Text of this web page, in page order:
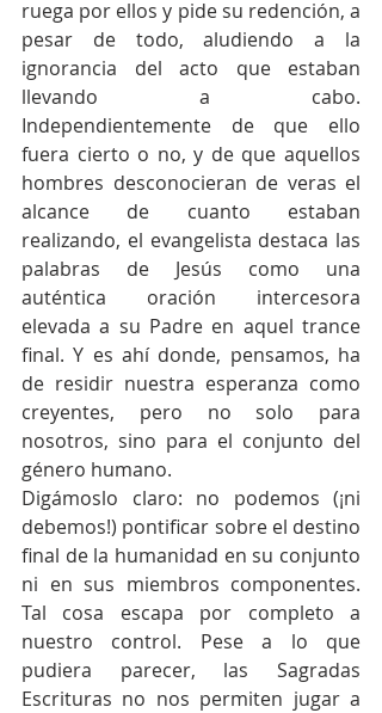
ruega por ellos y pide su redención, a
pesar de todo, aludiendo a la
ignorancia del acto que estaban
llevando a cabo.
Independientemente de que ello
fuera cierto o no, y de que aquellos
hombres desconocieran de veras el
alcance de cuanto estaban
realizando, el evangelista destaca las
palabras de Jesús como una
auténtica oración intercesora
elevada a su Padre en aquel trance
final. Y es ahí donde, pensamos, ha
de residir nuestra esperanza como
creyentes, pero no solo para
nosotros, sino para el conjunto del
género humano.
Digámoslo claro: no podemos (¡ni
debemos!) pontificar sobre el destino
final de la humanidad en su conjunto
ni en sus miembros componentes.
Tal cosa escapa por completo a
nuestro control. Pese a lo que
pudiera parecer, las Sagradas
Escrituras no nos permiten jugar a